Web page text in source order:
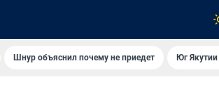
Шнур объяснил почему не приедет Юг